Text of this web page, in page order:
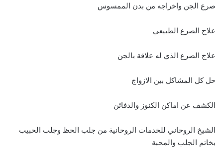
صرع الجن واخراجه من بدن الممسوس
علاج الصرع الطبيعي
علاج الصرع الذي له علاقة بالجن
حل كل المشاكل بين الازواج
الكشف عن اماكن الكنوز والدفائن
الشيخ الروحاني للخدمات الروحانية من جلب الحظ وجلب الحبيب
بخاتم الجلب والمحبة